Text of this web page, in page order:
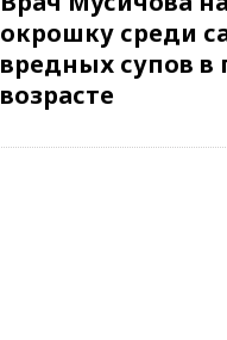
окрошку среди
вредных супов
возрасте